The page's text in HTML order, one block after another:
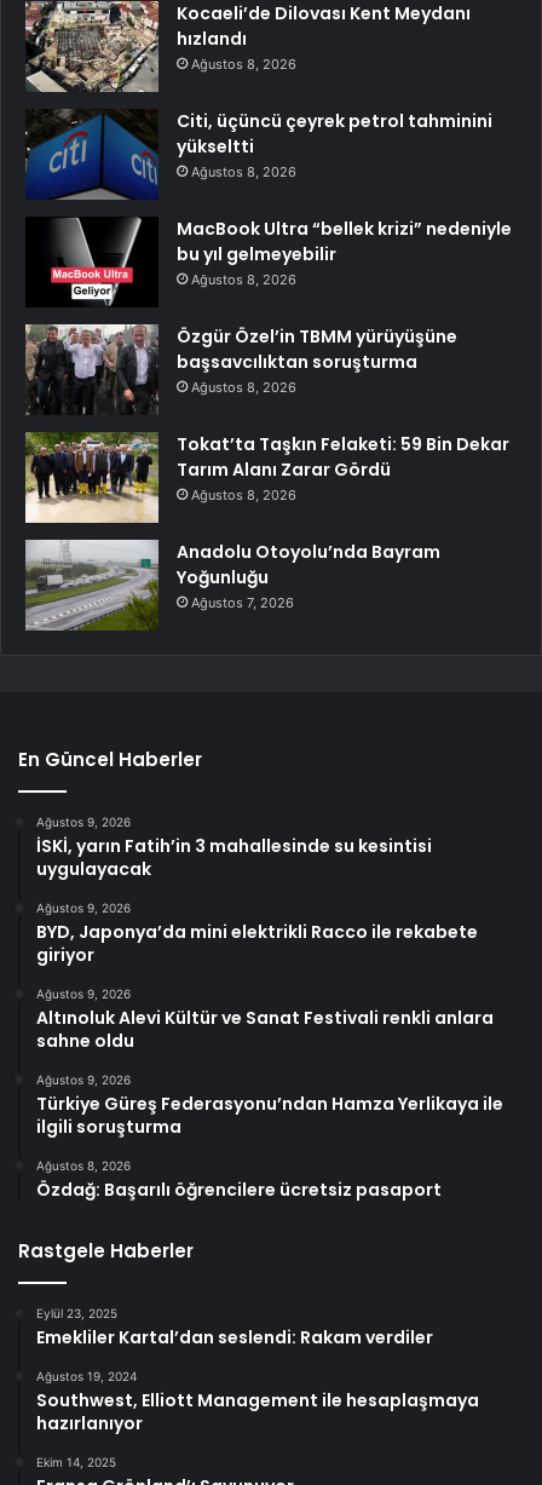
Kocaeli’de Dilovası Kent Meydanı
hızlandı
Ağustos 8, 2026
Citi, üçüncü çeyrek petrol tahminini
yükseltti
Ağustos 8, 2026
MacBook Ultra “bellek krizi” nedeniyle
bu yıl gelmeyebilir
Ağustos 8, 2026
Özgür Özel’in TBMM yürüyüşüne
başsavcılıktan soruşturma
Ağustos 8, 2026
Tokat’ta Taşkın Felaketi: 59 Bin Dekar
Tarım Alanı Zarar Gördü
Ağustos 8, 2026
Anadolu Otoyolu’nda Bayram
Yoğunluğu
Ağustos 7, 2026
En Güncel Haberler
Ağustos 9, 2026
İSKİ, yarın Fatih’in 3 mahallesinde su kesintisi
uygulayacak
Ağustos 9, 2026
BYD, Japonya’da mini elektrikli Racco ile rekabete
giriyor
Ağustos 9, 2026
Altınoluk Alevi Kültür ve Sanat Festivali renkli anlara
sahne oldu
Ağustos 9, 2026
Türkiye Güreş Federasyonu’ndan Hamza Yerlikaya ile
ilgili soruşturma
Ağustos 8, 2026
Özdağ: Başarılı öğrencilere ücretsiz pasaport
Rastgele Haberler
Eylül 23, 2025
Emekliler Kartal’dan seslendi: Rakam verdiler
Ağustos 19, 2024
Southwest, Elliott Management ile hesaplaşmaya
hazırlanıyor
Ekim 14, 2025